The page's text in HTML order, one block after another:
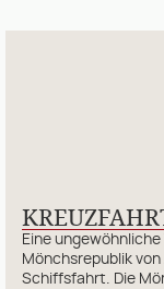
Eine
Mönchsrepublik
Schiffsfahrt. Die